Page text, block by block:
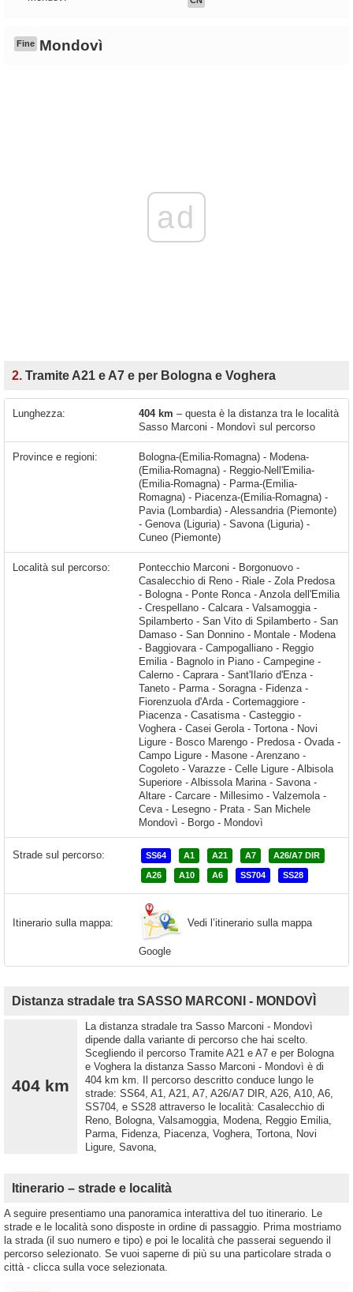
Fine Mondovì
ad
2. Tramite A21 e A7 e per Bologna e Voghera
Lunghezza: 404 km – questa è la distanza tra le località
Sasso Marconi - Mondovì sul percorso
Province e regioni:
Bologna-(Emilia-Romagna) - Modena-
(Emilia-Romagna) - Reggio-Nell'Emilia-
(Emilia-Romagna) - Parma-(Emilia-
Romagna) - Piacenza-(Emilia-Romagna) -
Pavia (Lombardia) - Alessandria (Piemonte)
- Genova (Liguria) - Savona (Liguria) -
Cuneo (Piemonte)
Località sul percorso: Pontecchio Marconi - Borgonuovo - Casalecchio di Reno - Riale - Zola Predosa - Bologna - Ponte Ronca - Anzola dell'Emilia - Crespellano - Calcara - Valsamoggia - Spilamberto - San Vito di Spilamberto - San Damaso - San Donnino - Montale - Modena - Baggiovara - Campogalliano - Reggio Emilia - Bagnolo in Piano - Campegine - Calerno - Caprara - Sant'Ilario d'Enza - Taneto - Parma - Soragna - Fidenza - Fiorenzuola d'Arda - Cortemaggiore - Piacenza - Casatisma - Casteggio - Voghera - Casei Gerola - Tortona
Strade sul percorso: SS64 A1 A21 A7 A26/A7 DIR
A26 A10 A6 SS704 SS28
Itinerario sulla mappa: Vedi l’itinerario sulla mappa
Google
Distanza stradale tra SASSO MARCONI - MONDOVÌ
404 km
La distanza stradale tra Sasso Marconi - Mondovì
dipende dalla variante di percorso che hai scelto.
Scegliendo il percorso Tramite A21 e A7 e per Bologna
e Voghera la distanza Sasso Marconi - Mondovì è di
404 km km. Il percorso descritto conduce lungo le
strade: SS64, A1, A21, A7, A26/A7 DIR, A26, A10, A6,
SS704, e SS28 attraverso le località: Casalecchio di
Reno, Bologna, Valsamoggia, Modena, Reggio Emilia,
Parma, Fidenza, Piacenza, Voghera, Tortona, Novi
Ligure, Savona,
Itinerario – strade e località
A seguire presentiamo una panoramica interattiva del tuo itinerario. Le
strade e le località sono disposte in ordine di passaggio. Prima mostriamo
la strada (il suo numero e tipo) e poi le località che passerai seguendo il
percorso selezionato. Se vuoi saperne di più su una particolare strada o
città - clicca sulla voce selezionata.